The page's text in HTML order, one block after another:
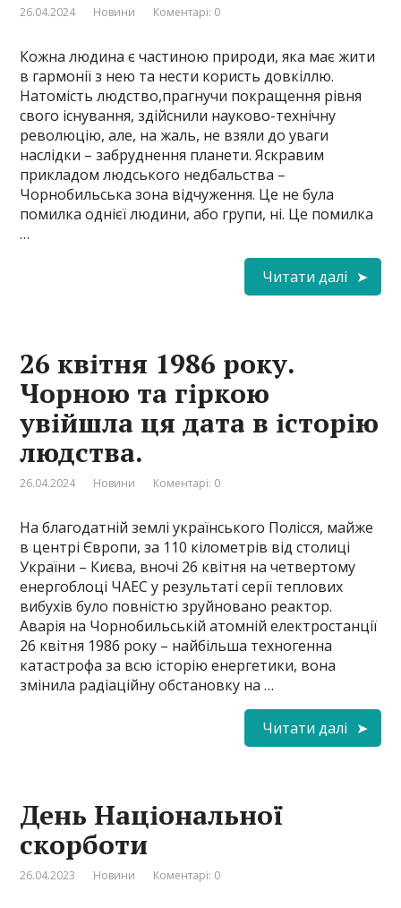
26.04.2024 Новини Коментарі: 0
Кожна людина є частиною природи, яка має жити
в гармонії з нею та нести користь довкіллю.
Натомість людство,прагнучи покращення рівня
свого існування, здійснили науково-технічну
революцію, але, на жаль, не взяли до уваги
наслідки – забруднення планети. Яскравим
прикладом людського недбальства –
Чорнобильська зона відчуження. Це не була
помилка однієї людини, або групи, ні. Це помилка
…
Читати далі
26 квітня 1986 року.
Чорною та гіркою
увійшла ця дата в історію
людства.
26.04.2024 Новини Коментарі: 0
На благодатній землі українського Полісся, майже
в центрі Європи, за 110 кілометрів від столиці
України – Києва, вночі 26 квітня на четвертому
енергоблоці ЧАЕС у результаті серії теплових
вибухів було повністю зруйновано реактор.
Аварія на Чорнобильській атомній електростанції
26 квітня 1986 року – найбільша техногенна
катастрофа за всю історію енергетики, вона
змінила радіаційну обстановку на …
Читати далі
День Національної
скорботи
26.04.2023 Новини Коментарі: 0